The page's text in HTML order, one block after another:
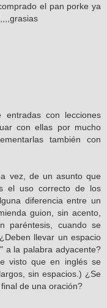
el pan porke ya
con lecciones
con ellas por mucho
también con
vez, de un asunto que
el uso correcto de los
diferencia entre un
guion, sin acento,
paréntesis, cuando se
llevar un espacio
a la palabra adyacente?
visto que en inglés se
sin espacios.) ¿Se
de una oración?